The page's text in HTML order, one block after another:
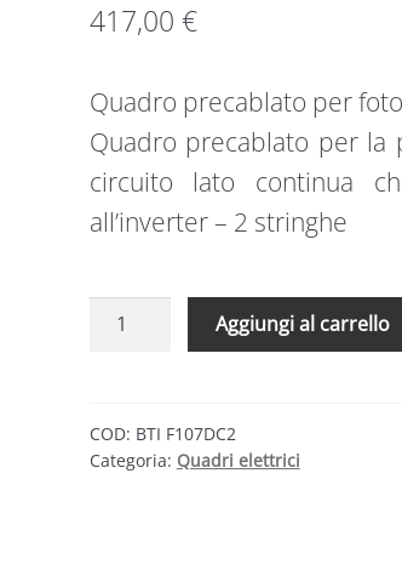
417,00 €
Quadro precablato per
Quadro precablato per la
circuito lato continua
all’inverter – 2 stringhe
BTDIN
STRINGHE
600VDC
Aggiungi al carrello
COD: BTI F107DC2
Categoria: Quadri elettrici